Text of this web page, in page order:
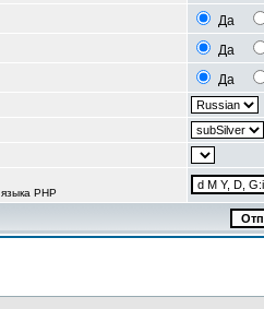
Да
Да
Да
языка PHP